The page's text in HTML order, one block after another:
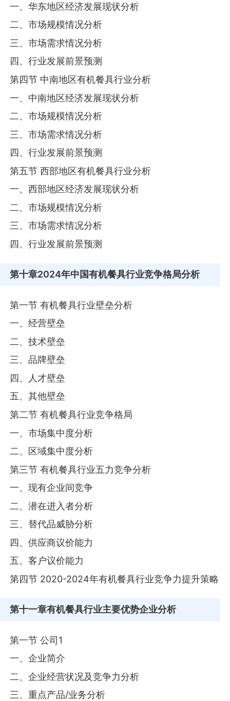
一、华东地区经济发展现状分析
二、市场规模情况分析
三、市场需求情况分析
四、行业发展前景预测
第四节 中南地区有机餐具行业分析
一、中南地区经济发展现状分析
二、市场规模情况分析
三、市场需求情况分析
四、行业发展前景预测
第五节 西部地区有机餐具行业分析
一、西部地区经济发展现状分析
二、市场规模情况分析
三、市场需求情况分析
四、行业发展前景预测
第十章2024年中国有机餐具行业竞争格局分析
第一节 有机餐具行业壁垒分析
一、经营壁垒
二、技术壁垒
三、品牌壁垒
四、人才壁垒
五、其他壁垒
第二节 有机餐具行业竞争格局
一、市场集中度分析
二、区域集中度分析
第三节 有机餐具行业五力竞争分析
一、现有企业间竞争
二、潜在进入者分析
三、替代品威胁分析
四、供应商议价能力
五、客户议价能力
第四节 2020-2024年有机餐具行业竞争力提升策略
第十一章有机餐具行业主要优势企业分析
第一节 公司1
一、企业简介
二、企业经营状况及竞争力分析
三、重点产品/业务分析